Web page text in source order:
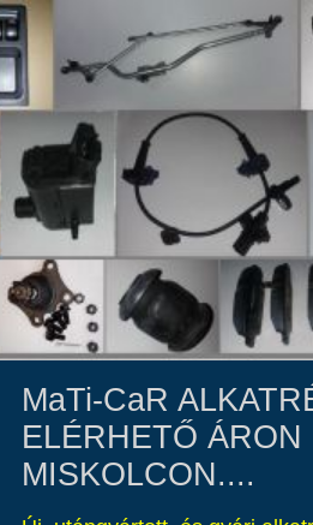
MaTi-CaR
ELÉRHETŐ ÁRON
MISKOLCON....